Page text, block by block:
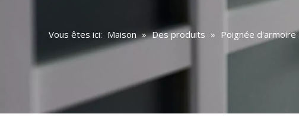
Vous êtes ici: Maison » Des produits » Poignée d'armoire